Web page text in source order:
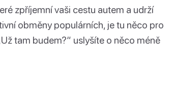
zpříjemní vaši cestu autem a udrží
obměny populárních, je tu něco pro
tam budem?“ uslyšíte o něco méně